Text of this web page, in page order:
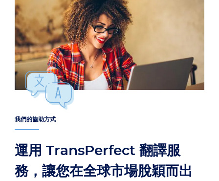
我們的協助方式
運用 TransPerfect 翻譯服
務，讓您在全球市場脫穎而出